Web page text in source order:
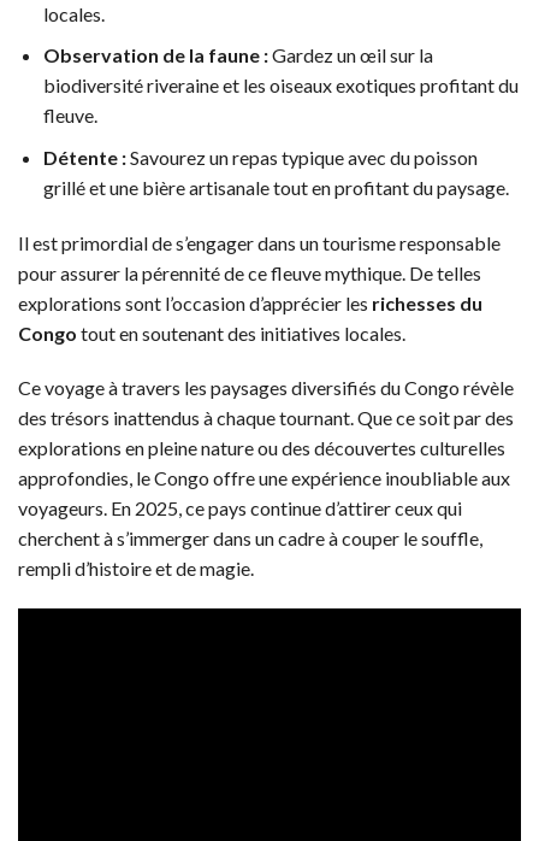
locales.
Observation de la faune :Gardez un œil sur la
biodiversité riveraine et les oiseaux exotiques profitant du
fleuve.
Détente :Savourez un repas typique avec du poisson
grillé et une bière artisanale tout en profitant du paysage.
Il est primordial de s’engager dans un tourisme responsable
pour assurer la pérennité de ce fleuve mythique. De telles
explorations sont l’occasion d’apprécier les richesses du
Congo tout en soutenant des initiatives locales.
Ce voyage à travers les paysages diversifiés du Congo révèle
des trésors inattendus à chaque tournant. Que ce soit par des
explorations en pleine nature ou des découvertes culturelles
approfondies, le Congo offre une expérience inoubliable aux
voyageurs. En 2025, ce pays continue d’attirer ceux qui
cherchent à s’immerger dans un cadre à couper le souffle,
rempli d’histoire et de magie.